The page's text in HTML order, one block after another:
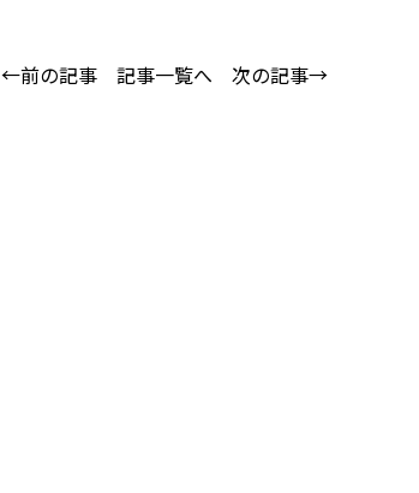
←前の記事 記事一覧へ 次の記事→